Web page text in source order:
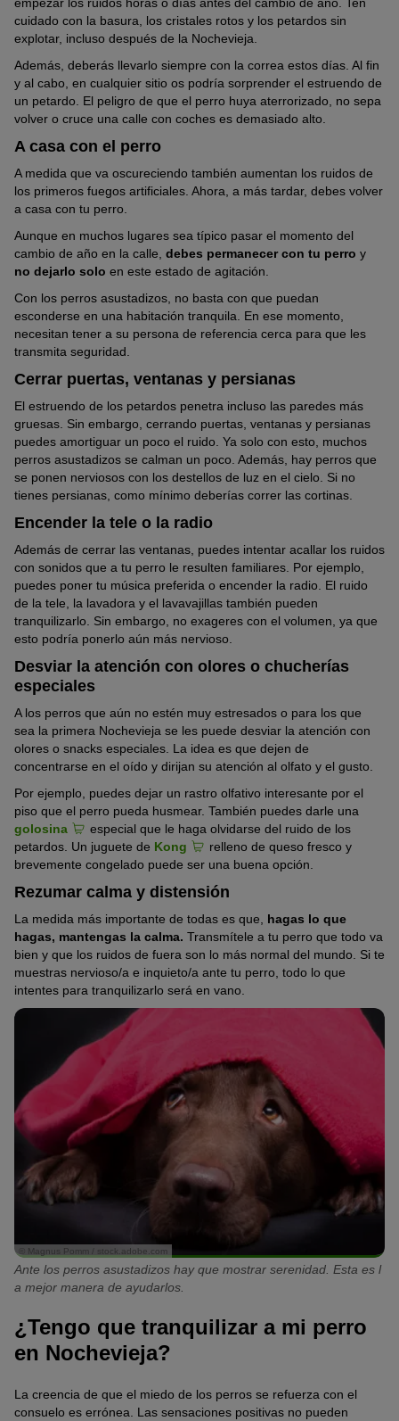
cuidado con la basura, los cristales rotos y los petardos sin
explotar, incluso después de la Nochevieja.
Además, deberás llevarlo siempre con la correa estos días. Al fin
y al cabo, en cualquier sitio os podría sorprender el estruendo de
un petardo. El peligro de que el perro huya aterrorizado, no sepa
volver o cruce una calle con coches es demasiado alto.
A casa con el perro
A medida que va oscureciendo también aumentan los ruidos de
los primeros fuegos artificiales. Ahora, a más tardar, debes volver
a casa con tu perro.
Aunque en muchos lugares sea típico pasar el momento del
cambio de año en la calle, debes permanecer con tu perro y
no dejarlo solo en este estado de agitación.
Con los perros asustadizos, no basta con que puedan
esconderse en una habitación tranquila. En ese momento,
necesitan tener a su persona de referencia cerca para que les
transmita seguridad.
Cerrar puertas, ventanas y persianas
El estruendo de los petardos penetra incluso las paredes más
gruesas. Sin embargo, cerrando puertas, ventanas y persianas
puedes amortiguar un poco el ruido. Ya solo con esto, muchos
perros asustadizos se calman un poco. Además, hay perros que
se ponen nerviosos con los destellos de luz en el cielo. Si no
tienes persianas, como mínimo deberías correr las cortinas.
Encender la tele o la radio
Además de cerrar las ventanas, puedes intentar acallar los ruidos
con sonidos que a tu perro le resulten familiares. Por ejemplo,
puedes poner tu música preferida o encender la radio. El ruido
de la tele, la lavadora y el lavavajillas también pueden
tranquilizarlo. Sin embargo, no exageres con el volumen, ya que
esto podría ponerlo aún más nervioso.
Desviar la atención con olores o chucherías
especiales
A los perros que aún no estén muy estresados o para los que
sea la primera Nochevieja se les puede desviar la atención con
olores o snacks especiales. La idea es que dejen de
concentrarse en el oído y dirijan su atención al olfato y el gusto.
Por ejemplo, puedes dejar un rastro olfativo interesante por el
piso que el perro pueda husmear. También puedes darle una
golosina
especial que le haga olvidarse del ruido de los
petardos. Un juguete de Kong
relleno de queso fresco y
brevemente congelado puede ser una buena opción.
Rezumar calma y distensión
La medida más importante de todas es que, hagas lo que
hagas, mantengas la calma. Transmítele a tu perro que todo va
bien y que los ruidos de fuera son lo más normal del mundo. Si te
muestras nervioso/a e inquieto/a ante tu perro, todo lo que
intentes para tranquilizarlo será en vano.
© Magnus Pomm / stock.adobe.com
Ante los perros asustadizos hay que mostrar serenidad. Esta es l
a mejor manera de ayudarlos.
¿Tengo que tranquilizar a mi perro
en Nochevieja?
La creencia de que el miedo de los perros se refuerza con el
consuelo es errónea. Las sensaciones positivas no pueden